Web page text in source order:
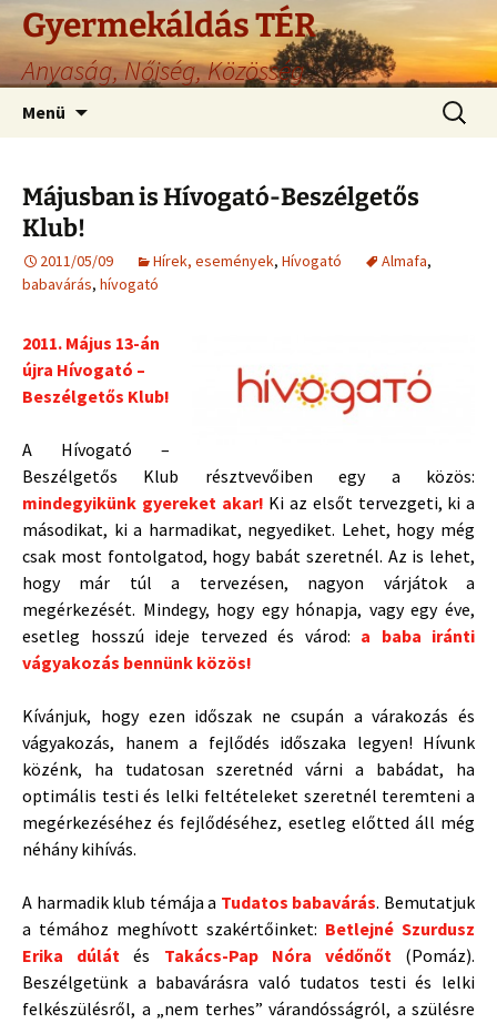
Gyermekáldás TÉR
Anyaság, Nőiség, Közösség
Menü
Májusban is Hívogató-Beszélgetős
Klub!
2011/05/09 Hírek, események, Hívogató Almafa,
babavárás, hívogató
2011. Május 13-án
újra Hívogató –
Beszélgetős Klub!
A Hívogató –
Beszélgetős Klub résztvevőiben egy a közös:
mindegyikünk gyereket akar! Ki az elsőt tervezgeti, ki a
másodikat, ki a harmadikat, negyediket. Lehet, hogy még
csak most fontolgatod, hogy babát szeretnél. Az is lehet,
hogy már túl a tervezésen, nagyon várjátok a
megérkezését. Mindegy, hogy egy hónapja, vagy egy éve,
esetleg hosszú ideje tervezed és várod: a baba iránti
vágyakozás bennünk közös!
Kívánjuk, hogy ezen időszak ne csupán a várakozás és
vágyakozás, hanem a fejlődés időszaka legyen! Hívunk
közénk, ha tudatosan szeretnéd várni a babádat, ha
optimális testi és lelki feltételeket szeretnél teremteni a
megérkezéséhez és fejlődéséhez, esetleg előtted áll még
néhány kihívás.
A harmadik klub témája a Tudatos babavárás. Bemutatjuk
a témához meghívott szakértőinket: Betlejné Szurdusz
Erika dúlátés Takács-Pap Nóra védőnőt (Pomáz).
Beszélgetünk a babavárásra való tudatos testi és lelki
felkészülésről, a „nem terhes” várandósságról, a szülésre